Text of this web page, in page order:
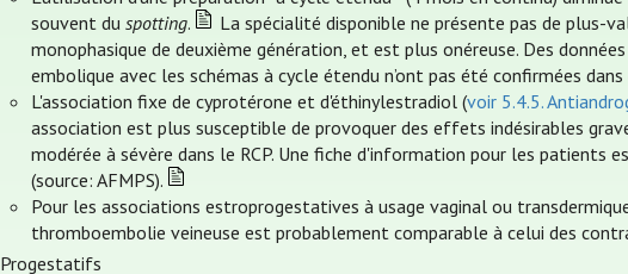
souvent duspotting.
La spécialité disponible ne présente pas de plus-
monophasique de deuxième génération, et est plus onéreuse. Des
embolique avec les schémas à cycle étendu n’ont pas été confirmées
L'association fixe de cyprotérone et d'éthinylestradiol (voir 5.4.5.
association est plus susceptible de provoquer des effets indésirables
modérée à sévère dans le RCP. Une fiche d'information pour les patients
(source: AFMPS).
Pour les associations estroprogestatives à usage vaginal ou
thromboembolie veineuse est probablement comparable à celui des
Progestatifs